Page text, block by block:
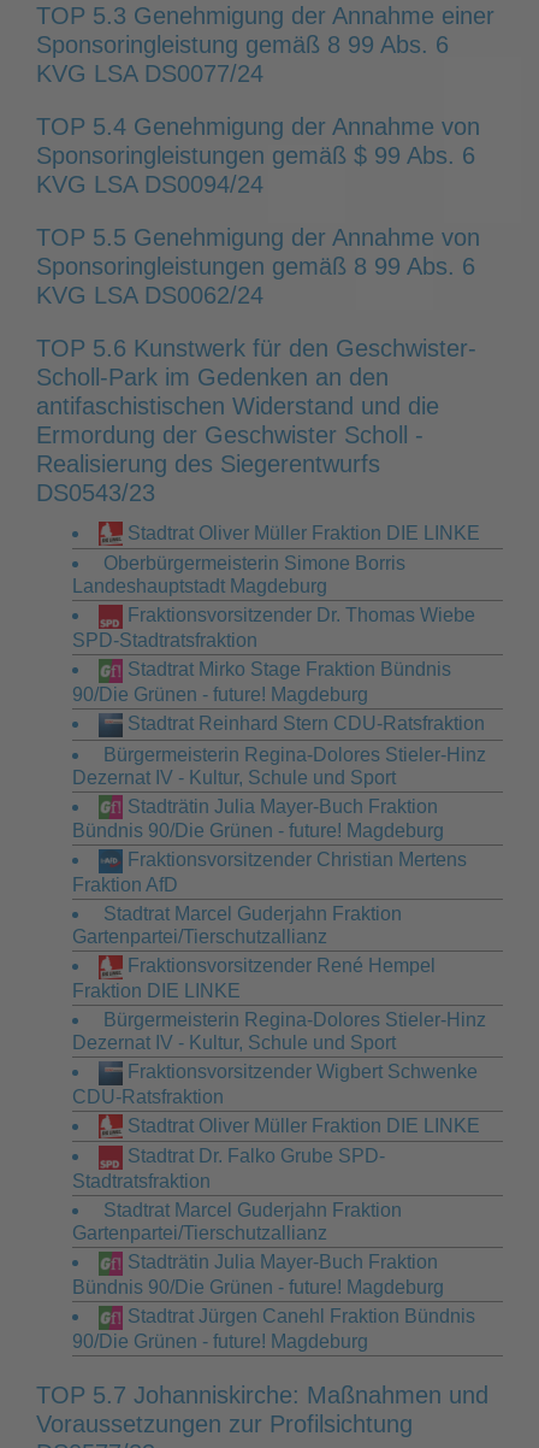
TOP 5.3 Genehmigung der Annahme einer
Sponsoringleistung gemäß 8 99 Abs. 6
KVG LSA DS0077/24
TOP 5.4 Genehmigung der Annahme von
Sponsoringleistungen gemäß $ 99 Abs. 6
KVG LSA DS0094/24
TOP 5.5 Genehmigung der Annahme von
Sponsoringleistungen gemäß 8 99 Abs. 6
KVG LSA DS0062/24
TOP 5.6 Kunstwerk für den Geschwister-
Scholl-Park im Gedenken an den
antifaschistischen Widerstand und die
Ermordung der Geschwister Scholl -
Realisierung des Siegerentwurfs
DS0543/23
Stadtrat Oliver Müller Fraktion DIE LINKE
Oberbürgermeisterin Simone Borris
Landeshauptstadt Magdeburg
Fraktionsvorsitzender Dr. Thomas Wiebe
SPD-Stadtratsfraktion
Stadtrat Mirko Stage Fraktion Bündnis
90/Die Grünen - future! Magdeburg
Stadtrat Reinhard Stern CDU-Ratsfraktion
Bürgermeisterin Regina-Dolores Stieler-Hinz
Dezernat IV - Kultur, Schule und Sport
Stadträtin Julia Mayer-Buch Fraktion
Bündnis 90/Die Grünen - future! Magdeburg
Fraktionsvorsitzender Christian Mertens
Fraktion AfD
Stadtrat Marcel Guderjahn Fraktion
Gartenpartei/Tierschutzallianz
Fraktionsvorsitzender René Hempel
Fraktion DIE LINKE
Bürgermeisterin Regina-Dolores Stieler-Hinz
Dezernat IV - Kultur, Schule und Sport
Fraktionsvorsitzender Wigbert Schwenke
CDU-Ratsfraktion
Stadtrat Oliver Müller Fraktion DIE LINKE
Stadtrat Dr. Falko Grube SPD-
Stadtratsfraktion
Stadtrat Marcel Guderjahn Fraktion
Gartenpartei/Tierschutzallianz
Stadträtin Julia Mayer-Buch Fraktion
Bündnis 90/Die Grünen - future! Magdeburg
Stadtrat Jürgen Canehl Fraktion Bündnis
90/Die Grünen - future! Magdeburg
TOP 5.7 Johanniskirche: Maßnahmen und
Voraussetzungen zur Profilsichtung